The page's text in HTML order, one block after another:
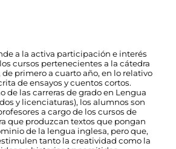
a la activa participación e interés
cursos pertenecientes a la cátedra
primero a cuarto año, en lo relativo
de ensayos y cuentos cortos.
de las carreras de grado en Lengua
y licenciaturas), los alumnos son
a cargo de los cursos de
que produzcan textos que pongan
de la lengua inglesa, pero que,
tanto la creatividad como la